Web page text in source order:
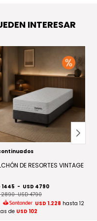
INTERESAR
DE RESORTES VINTAGE
1445 - USD 4790
2890-USD 4790
USD 1.228 hasta 12
de USD 102